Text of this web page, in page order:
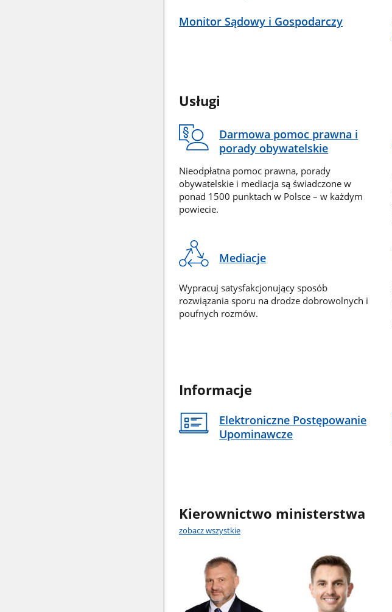
Monitor Sądowy i Gospodarczy
Usługi
Darmowa pomoc prawna i
porady obywatelskie
Nieodpłatna pomoc prawna, porady
obywatelskie i mediacja są świadczone w
ponad 1500 punktach w Polsce – w każdym
powiecie.
Mediacje
Wypracuj satysfakcjonujący sposób
rozwiązania sporu na drodze dobrowolnych i
poufnych rozmów.
Informacje
Elektroniczne Postępowanie
Upominawcze
Kierownictwo ministerstwa
zobacz wszystkie